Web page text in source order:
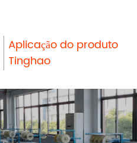
Aplicação do produto
Tinghao